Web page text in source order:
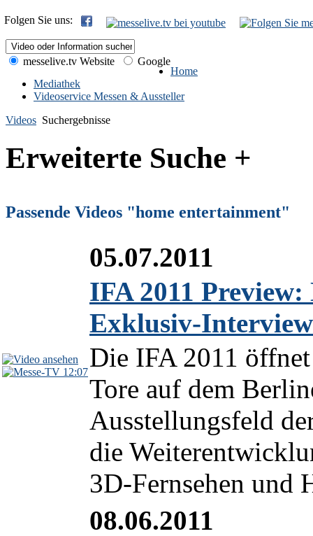
Folgen Sie uns:
messelive.tv Website
Google
Home
Mediathek
Videoservice Messen & Aussteller
Videos Suchergebnisse
Erweiterte Suche +
Passende Videos "home entertainment"
12:07
05.07.2011
IFA 2011
Exklusiv-
Die IFA 2011
Tore auf dem
Ausstellungsfeld
die
3D-Fernsehen und
08.06.2011